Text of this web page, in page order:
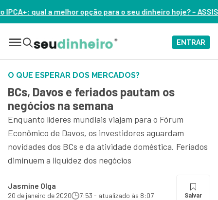
para o seu dinheiro hoje? – ASSISTA AGORA
ENTRAR
O QUE ESPERAR DOS MERCADOS?
BCs, Davos e feriados pautam os
negócios na semana
Enquanto líderes mundiais viajam para o Fórum
Econômico de Davos, os investidores aguardam
novidades dos BCs e da atividade doméstica. Feriados
diminuem a liquidez dos negócios
Jasmine Olga
20 de janeiro de 2020 7:53 - atualizado às 8:07 Salvar